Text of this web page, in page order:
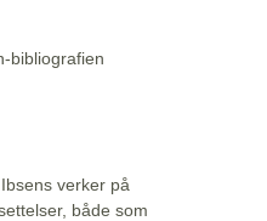
bibliografien
verker på
både som